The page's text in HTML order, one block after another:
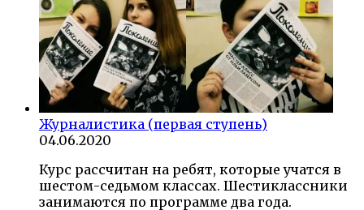
Журналистика (первая ступень)
04.06.2020
Курс рассчитан на ребят, которые учатся в
шестом-седьмом классах. Шестиклассники
занимаются по программе два года.